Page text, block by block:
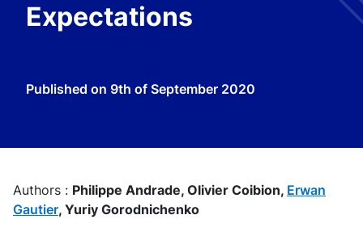
Expectations
Published on 9th of September 2020
Authors : Philippe Andrade, Olivier Coibion, Erwan
Gautier, Yuriy Gorodnichenko